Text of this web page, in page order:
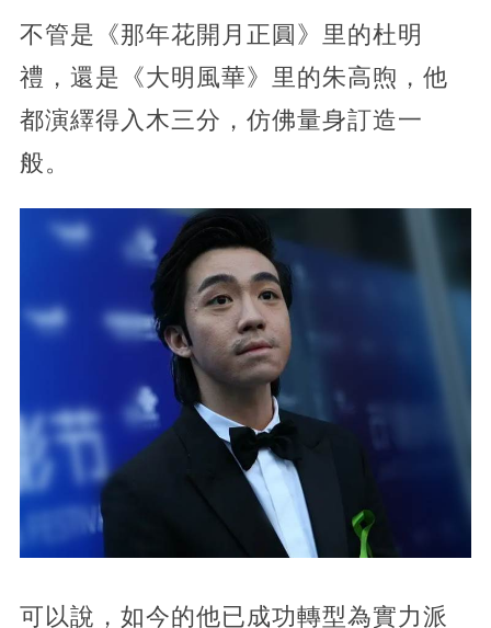
不管是《那年花開月正圓》里的杜明
禮，還是《大明風華》里的朱高煦，他
都演繹得入木三分，仿佛量身訂造一
般。
可以說，如今的他已成功轉型為實力派